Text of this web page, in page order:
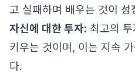
고 실패하며 배우는 것이
자신에 대한 투자: 최고의
키우는 것이며, 이는 지속
다.